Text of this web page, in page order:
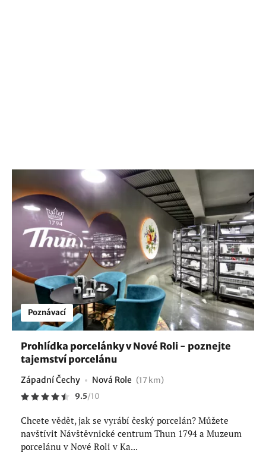
Poznávací
Prohlídka porcelánky v Nové Roli - poznejte
tajemství porcelánu
Západní Čechy Nová Role (17 km)
9.5/10
Chcete vědět, jak se vyrábí český porcelán? Můžete
navštívit Návštěvnické centrum Thun 1794 a Muzeum
porcelánu v Nové Roli v Ka...